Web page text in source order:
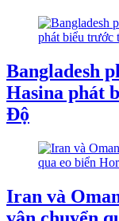
Bangladesh
Hasina phát
Độ
Iran và